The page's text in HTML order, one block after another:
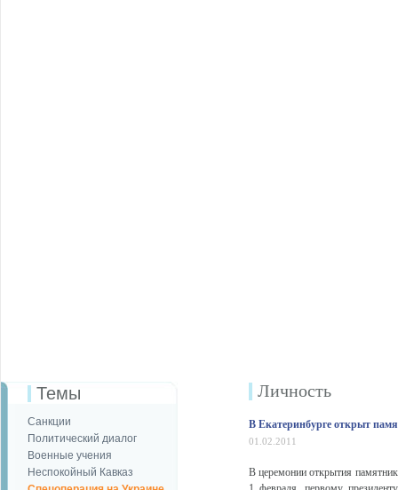
Темы
Санкции
Политический диалог
Военные учения
Неспокойный Кавказ
Личность
В Екатеринбурге открыт
01.02.2011
В церемонии открытия